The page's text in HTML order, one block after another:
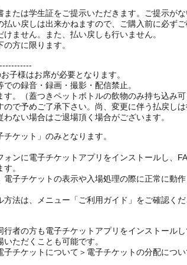
たは学生証をご提示いただきます。ご提示がな
い戻しは出来かねますので、ご購入前に必ずご
ません。また、払い戻しも行いません。
方に限ります。
子様はお席が必要となります。
の録音・録画・撮影・配信禁止。
。（蓋つきペットボトルの飲物のみ持ち込み可
で予めご了承下さい。尚、変更に伴う払戻しは
ケット」のみとなります。
ンに電子チケットアプリをインストールし、
。
電子チケットの表示や入場処理の際に正常に動
法は、メニュー「ご利用ガイド」をご確認くだ
者の方も電子チケットアプリをインストールし
ただくことも可能です。
チケットについて＞電子チケットの分配につい